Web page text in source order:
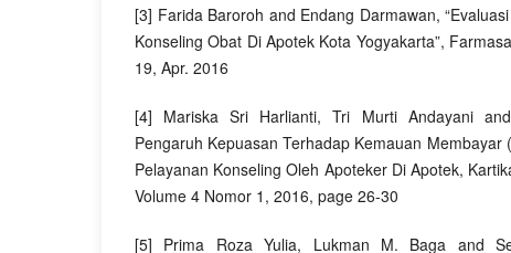
[3] Farida Baroroh and Endang Darmawan,
Konseling Obat Di Apotek Kota Yogyakarta”,
19, Apr. 2016
[4] Mariska Sri Harlianti, Tri Murti Andayani
Pengaruh Kepuasan Terhadap Kemauan Membayar
Pelayanan Konseling Oleh Apoteker Di Apotek,
Volume 4 Nomor 1, 2016, page 26-30
[5] Prima Roza Yulia, Lukman M. Baga and